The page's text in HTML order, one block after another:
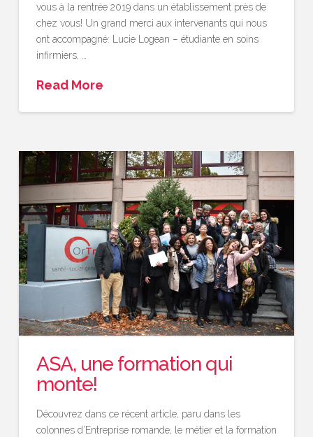
vous à la rentrée 2019 dans un établissement près de
chez vous! Un grand merci aux intervenants qui nous
ont accompagné: Lucie Logean – étudiante en soins
infirmiers, …
Read More
ASA, une formation qui
monte!
Découvrez dans ce récent article, paru dans les
colonnes d’Entreprise romande, le métier et la formation